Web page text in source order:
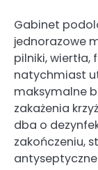
Gabinet
jednorazowe
pilniki, wiertła,
natychmiast
maksymalne
zakażenia
dba o
zakończeniu,